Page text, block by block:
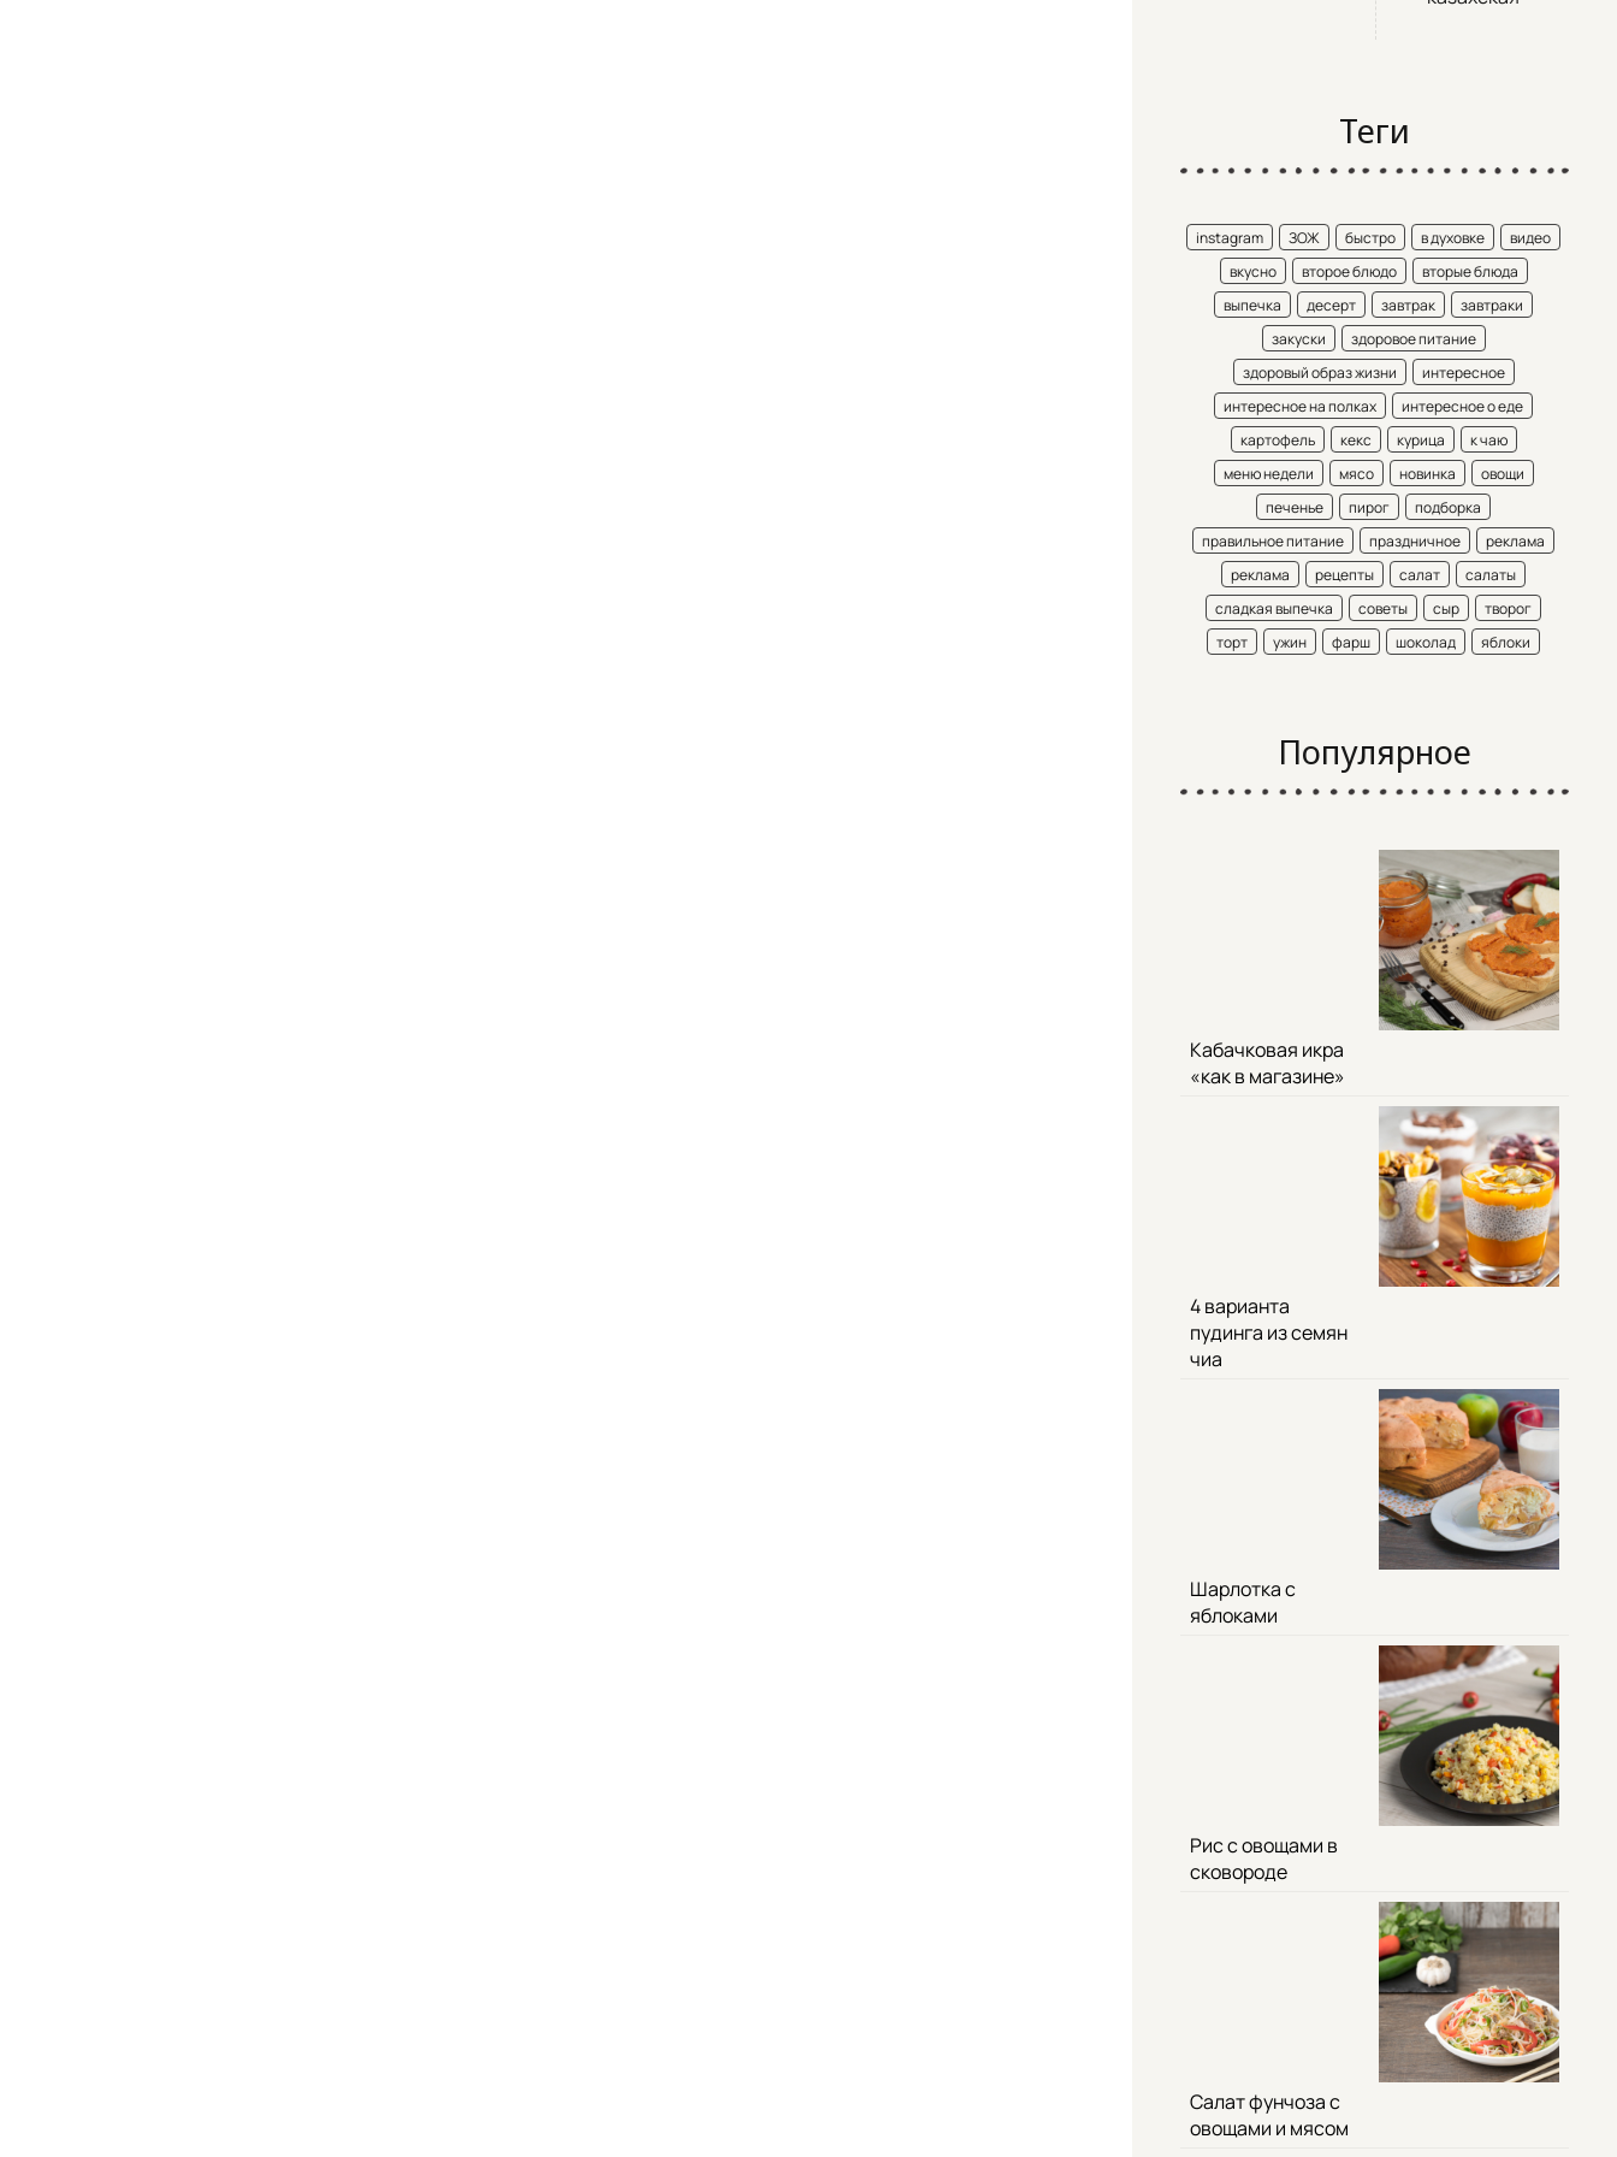
Теги
instagram ЗОЖ быстро в духовке
видео
вкусно
второе блюдо
вторые блюда
выпечка
десерт завтрак
завтраки
закуски
здоровое питание
здоровый образ жизни
интересное
интересное на полках
интересное о еде
картофель
кекс курица
к чаю
меню недели
мясо новинка
овощи
печенье
пирог
подборка
правильное питание
праздничное
реклама
реклама
рецепты салат
салаты
сладкая выпечка
советы сыр
творог
торт
ужин фарш шоколад яблоки
Популярное
Кабачковая икра
«как в магазине»
4 варианта
пудинга из семян
чиа
Шарлотка с
яблоками
Рис с овощами в
сковороде
Салат фунчоза с
овощами и мясом